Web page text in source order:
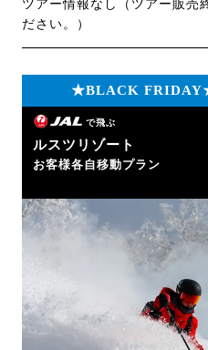
ツアー情報なし（ツアー販
ださい。）
★BLACK
で飛ぶ
ルスツリゾート
お客様各自移動プラン